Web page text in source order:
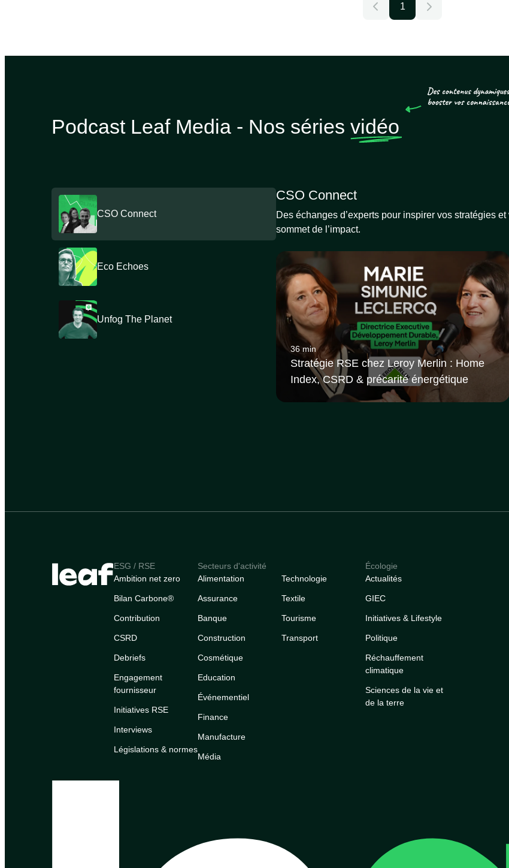
1
Podcast Leaf Media - Nos sériesvidéo
CSO Connect
Eco Echoes
Unfog The Planet
CSO Connect
Des échanges d’experts pour inspirer vos stratégies
sommet de l’impact.
36 min
Stratégie RSE chez Leroy Merlin : Home
Index, CSRD & précarité énergétique
ESG / RSE
Ambition net zero
Bilan Carbone®
Contribution
CSRD
Debriefs
Engagement
fournisseur
Initiatives RSE
Interviews
Législations & normes
Secteurs d'activité
Alimentation
Assurance
Banque
Construction
Cosmétique
Education
Événementiel
Finance
Manufacture
Média
Technologie
Textile
Tourisme
Transport
Écologie
Actualités
GIEC
Initiatives & Lifestyle
Politique
Réchauffement
climatique
Sciences de la vie et
de la terre